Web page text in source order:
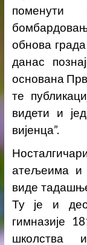
поменути
обнова града
данас
основана
те
видети и
вијенца”.
атељеима и
виде
Ту је и део
гимназије
школства